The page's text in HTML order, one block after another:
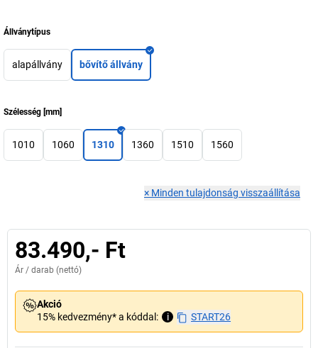
Állványtípus
alapállvány bővítő állvány
Szélesség [mm]
1010 1060 1310 1360 1510 1560
× Minden tulajdonság visszaállítása
83.490,- Ft
Ár / darab (nettó)
Akció
15% kedvezmény* a kóddal:
i START26